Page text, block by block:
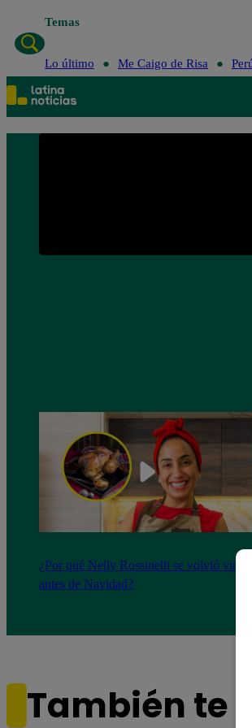
Temas
Lo último Me Caigo de Risa
¿Por qué Nelly Rossinelli se volvió viral
antes de Navidad?
También te